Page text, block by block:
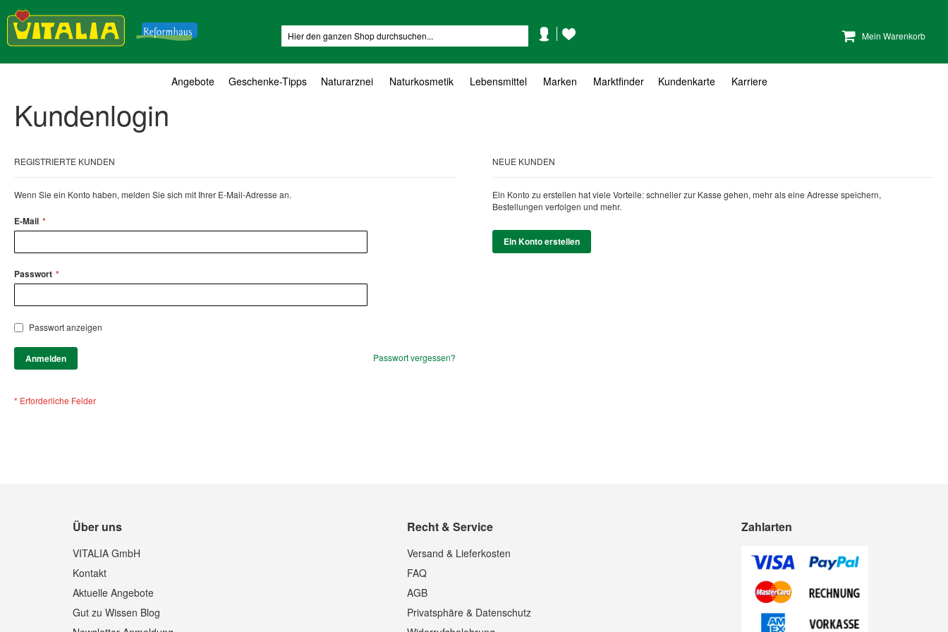
Mein Warenkorb
KontoWunschzettel
Angebote Geschenke-Tipps Naturarznei Naturkosmetik Lebensmittel Marken Marktfinder Kundenkarte Karriere
Kundenlogin
REGISTRIERTE KUNDEN
Wenn Sie ein Konto haben, melden Sie sich mit Ihrer E-Mail-Adresse an.
E-Mail
Passwort
Passwort anzeigen
Anmelden Passwort vergessen?
NEUE KUNDEN
Ein Konto zu erstellen hat viele Vorteile: schneller zur Kasse gehen, mehr als eine Adresse speichern,
Bestellungen verfolgen und mehr.
Ein Konto erstellen
Über uns
VITALIA GmbH
Kontakt
Aktuelle Angebote
Gut zu Wissen Blog
Recht & Service
Versand & Lieferkosten
FAQ
AGB
Privatsphäre & Datenschutz
Zahlarten